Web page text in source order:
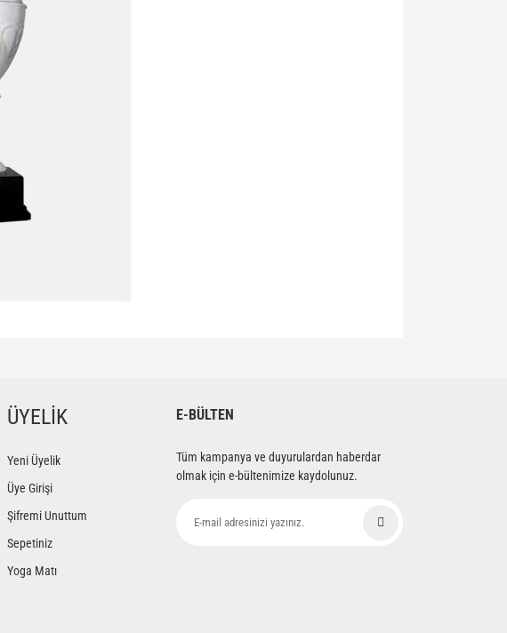
ÜYELİK
Yeni Üyelik
Üye Girişi
Şifremi Unuttum
Sepetiniz
Yoga Matı
E-BÜLTEN
Tüm kampanya ve duyurulardan haberdar
olmak için e-bültenimize kaydolunuz.